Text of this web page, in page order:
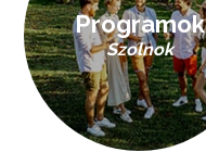
Programok
Szolnok